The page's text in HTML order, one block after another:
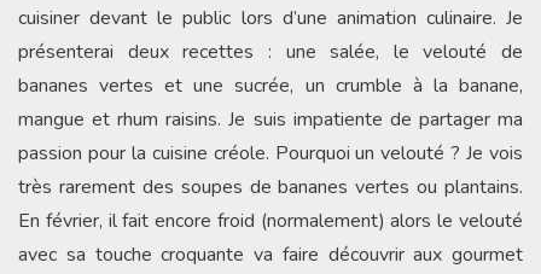
cuisiner devant le public lors d’une animation culinaire. Je
présenterai deux recettes : une salée, le velouté de
bananes vertes et une sucrée, un crumble à la banane,
mangue et rhum raisins. Je suis impatiente de partager ma
passion pour la cuisine créole. Pourquoi un velouté ? Je vois
très rarement des soupes de bananes vertes ou plantains.
En février, il fait encore froid (normalement) alors le velouté
avec sa touche croquante va faire découvrir aux gourmet